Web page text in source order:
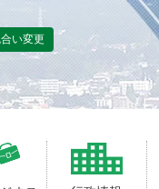
い変更